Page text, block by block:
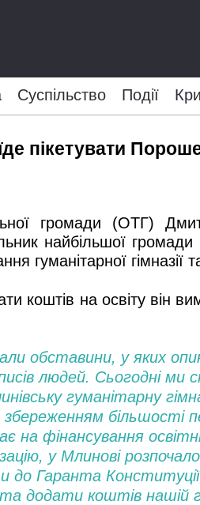
Суспільство Події
пікетувати
громади (ОТГ)
найбільшої
гуманітарної
коштів на освіту він
обставини, у яких
людей. Сьогодні
гуманітарну
більшості
на фінансування
у Млинові
до Гаранта
коштів нашій